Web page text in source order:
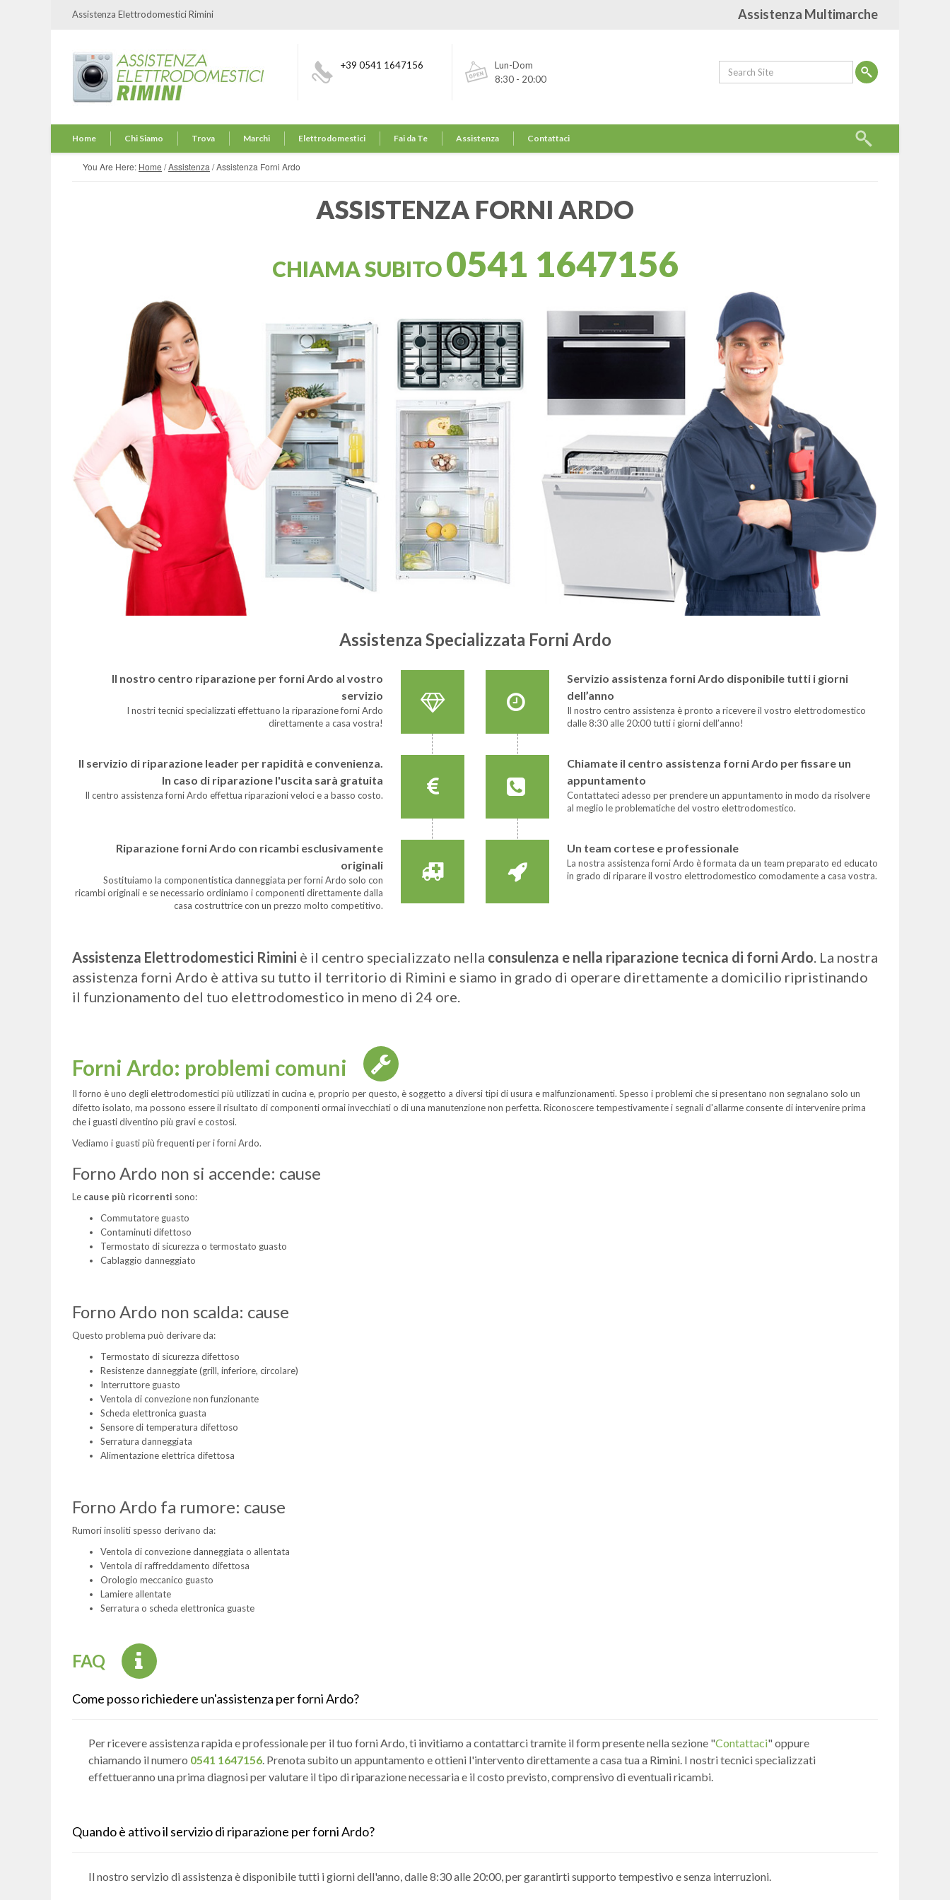
Assistenza Elettrodomestici Rimini Assistenza Multimarche
+39 0541 1647156
Lun-Dom
8:30 - 20:00
Home Chi Siamo Trova Marchi Elettrodomestici Fai da Te Assistenza Contattaci
You Are Here: Home /Assistenza /Assistenza Forni Ardo
ASSISTENZA FORNI ARDO
CHIAMA SUBITO0541 1647156
Assistenza Specializzata Forni Ardo
Il nostro centro riparazione per forni Ardo al vostro
servizio
I nostri tecnici specializzati effettuano la riparazione forni Ardo
direttamente a casa vostra!
Il servizio di riparazione leader per rapidità e convenienza.
In caso di riparazione l'uscita sarà gratuita
Il centro assistenza forni Ardo effettua riparazioni veloci e a basso costo.
Riparazione forni Ardo con ricambi esclusivamente
originali
Sostituiamo la componentistica danneggiata per forni Ardo solo con
ricambi originali e se necessario ordiniamo i componenti direttamente dalla
casa costruttrice con un prezzo molto competitivo.
Servizio assistenza forni Ardo disponibile tutti i giorni
dell’anno
Il nostro centro assistenza è pronto a ricevere il vostro elettrodomestico
dalle 8:30 alle 20:00 tutti i giorni dell’anno!
Chiamate il centro assistenza forni Ardo per fissare un
appuntamento
Contattateci adesso per prendere un appuntamento in modo da risolvere
al meglio le problematiche del vostro elettrodomestico.
Un team cortese e professionale
La nostra assistenza forni Ardo è formata da un team preparato ed educato
in grado di riparare il vostro elettrodomestico comodamente a casa vostra.
Assistenza Elettrodomestici Rimini è il centro specializzato nella consulenza e nella riparazione tecnica di forni Ardo . La nostra
assistenza forni Ardo è attiva su tutto il territorio di Rimini e siamo in grado di operare direttamente a domicilio ripristinando
il funzionamento del tuo elettrodomestico in meno di 24 ore.
Forni Ardo: problemi comuni
Il forno è uno degli elettrodomestici più utilizzati in cucina e, proprio per questo, è soggetto a diversi tipi di usura e malfunzionamenti. Spesso i problemi che si presentano non segnalano solo un
difetto isolato, ma possono essere il risultato di componenti ormai invecchiati o di una manutenzione non perfetta. Riconoscere tempestivamente i segnali d'allarme consente di intervenire prima
che i guasti diventino più gravi e costosi.
Vediamo i guasti più frequenti per i forni Ardo.
Forno Ardo non si accende: cause
Le cause più ricorrenti sono:
Commutatore guasto
Contaminuti difettoso
Termostato di sicurezza o termostato guasto
Cablaggio danneggiato
Forno Ardo non scalda: cause
Questo problema può derivare da:
Termostato di sicurezza difettoso
Resistenze danneggiate (grill, inferiore, circolare)
Interruttore guasto
Ventola di convezione non funzionante
Scheda elettronica guasta
Sensore di temperatura difettoso
Serratura danneggiata
Alimentazione elettrica difettosa
Forno Ardo fa rumore: cause
Rumori insoliti spesso derivano da:
Ventola di convezione danneggiata o allentata
Ventola di raffreddamento difettosa
Orologio meccanico guasto
Lamiere allentate
Serratura o scheda elettronica guaste
FAQ
Come posso richiedere un'assistenza per forni Ardo?
Per ricevere assistenza rapida e professionale per il tuo forni Ardo, ti invitiamo a contattarci tramite il form presente nella sezione "Contattaci" oppure
chiamando il numero 0541 1647156. Prenota subito un appuntamento e ottieni l'intervento direttamente a casa tua a Rimini. I nostri tecnici specializzati
effettueranno una prima diagnosi per valutare il tipo di riparazione necessaria e il costo previsto, comprensivo di eventuali ricambi.
Quando è attivo il servizio di riparazione per forni Ardo?
Il nostro servizio di assistenza è disponibile tutti i giorni dell'anno, dalle 8:30 alle 20:00, per garantirti supporto tempestivo e senza interruzioni.